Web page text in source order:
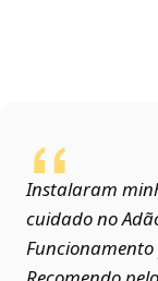
Instalaram
cuidado no